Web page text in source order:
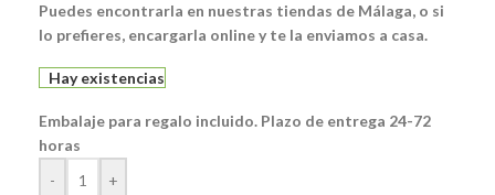
Puedes encontrarla en nuestras tiendas de Málaga, o si
lo prefieres, encargarla online y te la enviamos a casa.
Hay existencias
Embalaje para regalo incluido. Plazo de entrega 24-72
horas
-
+